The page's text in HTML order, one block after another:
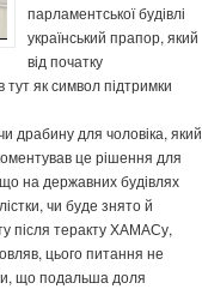
парламентської будівлі
український прапор, який
від початку
тут як символ підтримки
драбину для чоловіка, який
це рішення для
на державних будівлях
чи буде знято й
після теракту ХАМАСу,
цього питання не
що подальша доля